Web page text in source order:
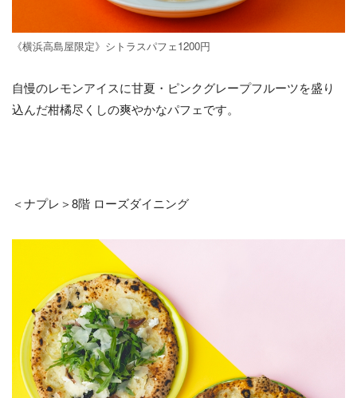
《横浜高島屋限定》シトラスパフェ1200円
自慢のレモンアイスに甘夏・ピンクグレープフルーツを盛り
込んだ柑橘尽くしの爽やかなパフェです。
＜ナプレ＞8階 ローズダイニング